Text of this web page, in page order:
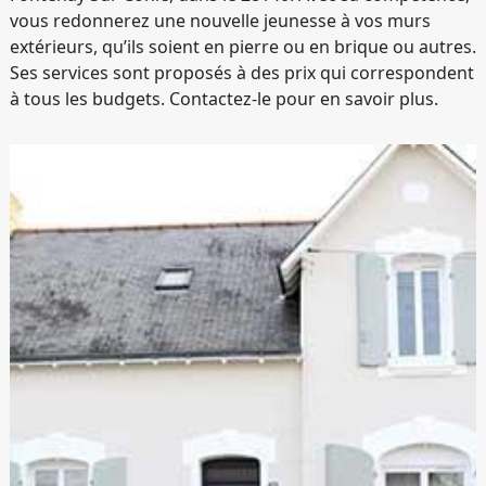
vous redonnerez une nouvelle jeunesse à vos murs
extérieurs, qu’ils soient en pierre ou en brique ou autres.
Ses services sont proposés à des prix qui correspondent
à tous les budgets. Contactez-le pour en savoir plus.